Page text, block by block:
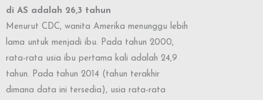
di AS adalah 26,3 tahun
Menurut CDC, wanita Amerika menunggu lebih
lama untuk menjadi ibu. Pada tahun 2000,
rata-rata usia ibu pertama kali adalah 24,9
tahun. Pada tahun 2014 (tahun terakhir
dimana data ini tersedia), usia rata-rata